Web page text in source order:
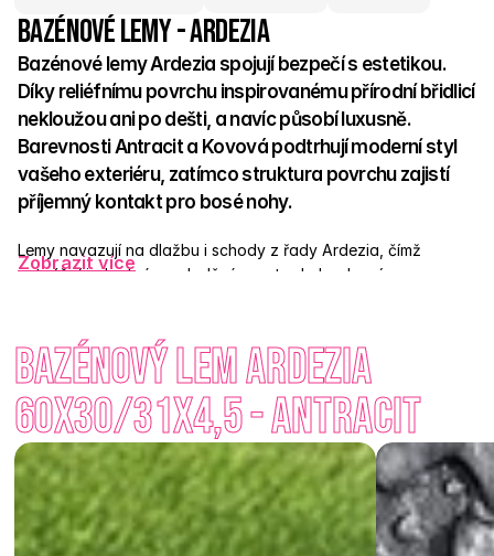
Bazénové lemy - Ardezia
Bazénové lemy Ardezia spojují bezpečí s estetikou.
Díky reliéfnímu povrchu inspirovanému přírodní břidlicí
nekloužou ani po dešti, a navíc působí luxusně.
Barevnosti Antracit a Kovová podtrhují moderní styl
vašeho exteriéru, zatímco struktura povrchu zajistí
příjemný kontakt pro bosé nohy.
Lemy navazují na dlažbu i schody z řady Ardezia, čímž
vytvářejí jednotný a vyladěný prostor kolem bazénu.
Vstupte do vody s jistotou a vkusem – Ardezia promění vaše
letní chvíle v zážitek.
Zobrazit více
Bazénový lem Ardezia
60x30/31x4,5 - Antracit